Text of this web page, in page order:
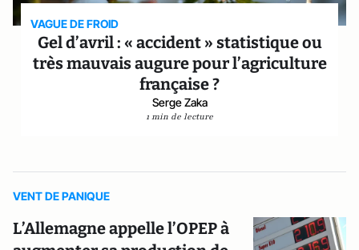
VAGUE DE FROID
Gel d’avril : « accident » statistique ou
très mauvais augure pour l’agriculture
française ?
Serge Zaka
1 min de lecture
VENT DE PANIQUE
L’Allemagne appelle l’OPEP à